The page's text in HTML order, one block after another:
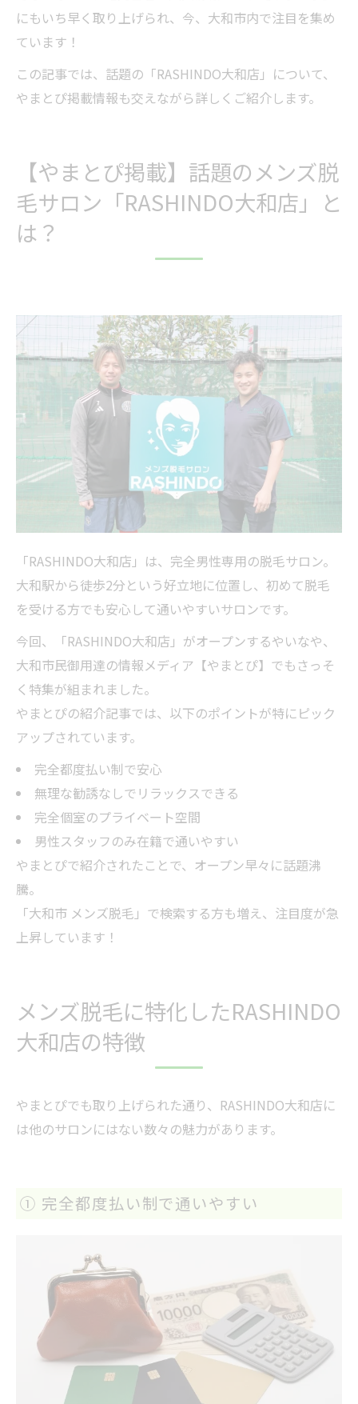
みた
まとめ｜やまとぴも絶賛！大和市でメンズ脱毛
するなら「RASHINDO大和店」
にもいち早く取り上げられ、今、大和市内で注目を集め
ています！
この記事では、話題の「RASHINDO大和店」について、
やまとぴ掲載情報も交えながら詳しくご紹介します。
【やまとぴ掲載】話題のメンズ脱
毛サロン「RASHINDO大和店」と
は？
「RASHINDO大和店」は、完全男性専用の脱毛サロン。
大和駅から徒歩2分という好立地に位置し、初めて脱毛
を受ける方でも安心して通いやすいサロンです。
今回、「RASHINDO大和店」がオープンするやいなや、
大和市民御用達の情報メディア【やまとぴ】でもさっそ
く特集が組まれました。
やまとぴの紹介記事では、以下のポイントが特にピック
アップされています。
完全都度払い制で安心
無理な勧誘なしでリラックスできる
完全個室のプライベート空間
男性スタッフのみ在籍で通いやすい
やまとぴで紹介されたことで、オープン早々に話題沸
騰。
「大和市 メンズ脱毛」で検索する方も増え、注目度が急
上昇しています！
メンズ脱毛に特化したRASHINDO
大和店の特徴
やまとぴでも取り上げられた通り、RASHINDO大和店に
は他のサロンにはない数々の魅力があります。
① 完全都度払い制で通いやすい